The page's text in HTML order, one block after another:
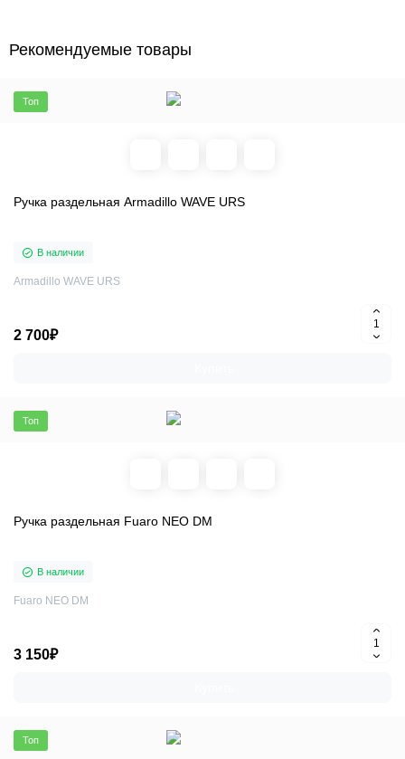
Рекомендуемые товары
Топ
Ручка раздельная Armadillo WAVE URS
В наличии
Armadillo WAVE URS
2 700₽
Топ
Ручка раздельная Fuaro NEO DM
В наличии
Fuaro NEO DM
3 150₽
Топ